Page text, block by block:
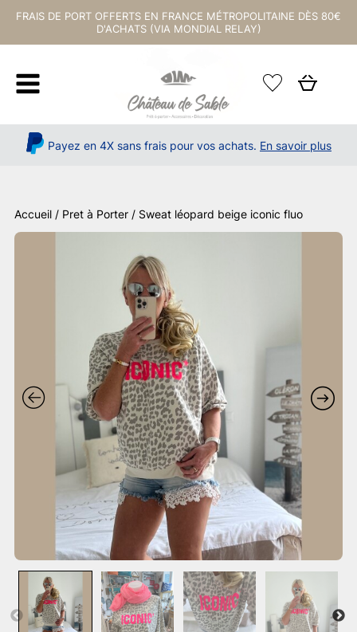
FRAIS DE PORT OFFERTS EN FRANCE MÉTROPOLITAINE DÈS 80€
D'ACHATS (VIA MONDIAL RELAY)
Payez en 4X sans frais pour vos achats. En savoir plus
Accueil / Pret à Porter / Sweat léopard beige iconic fluo